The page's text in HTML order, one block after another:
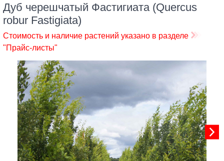
Дуб черешчатый Фастигиата (Quercus
robur Fastigiata)
Стоимость и наличие растений указано в разделе
"Прайс-листы"